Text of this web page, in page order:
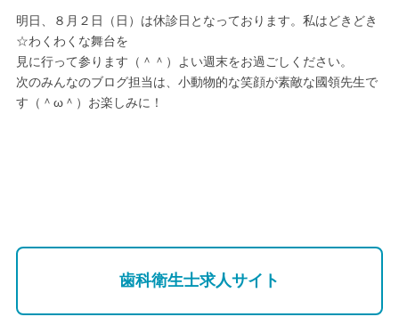
明日、８月２日（日）は休診日となっております。私はどきどき
☆わくわくな舞台を
見に行って参ります（＾＾）よい週末をお過ごしください。
次のみんなのブログ担当は、小動物的な笑顔が素敵な國領先生で
す（＾ω＾）お楽しみに！
歯科衛生士求人サイト